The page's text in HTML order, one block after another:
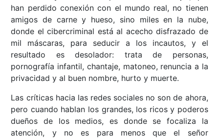
han perdido conexión con el mundo real, no tienen
amigos de carne y hueso, sino miles en la nube,
donde el cibercriminal está al acecho disfrazado de
mil máscaras, para seducir a los incautos, y el
resultado es desolador: trata de personas,
pornografía infantil, chantaje, matoneo, renuncia a la
privacidad y al buen nombre, hurto y muerte.
Las críticas hacia las redes sociales no son de ahora,
pero cuando hablan los grandes, los ricos y poderos
dueños de los medios, es donde se focaliza la
atención, y no es para menos que el señor